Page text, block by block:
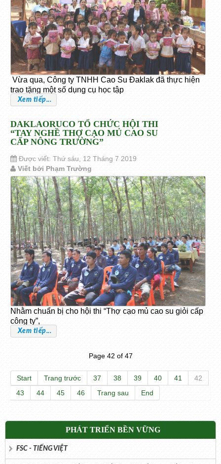
Vừa qua, Công ty TNHH Cao Su Đaklak đã thực hiện
trao tặng một số dụng cụ học tập
Xem tiếp...
DAKLAORUCO TỔ CHỨC HỘI THI
“TAY NGHỀ THỢ CẠO MỦ CAO SU
CẤP NÔNG TRƯỜNG”
Được viết: Thứ sáu, 12 Tháng 7 2019
Viết bởi Phạm Trường
Nhằm chuẩn bị cho hội thi “Thợ cạo mủ cao su giỏi cấp
công ty”,
Xem tiếp...
Page 42 of 47
Start Trang trước 37 38 39 40 41
42
43
44 45 46 Trang sau End
PHÁT TRIỂN BỀN VỮNG
FSC - TIẾNG VIỆT